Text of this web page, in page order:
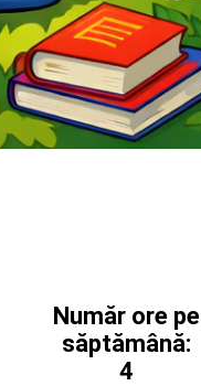
Număr ore pe
săptămână:
4